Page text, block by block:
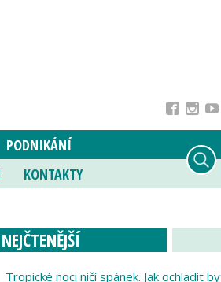
PODNIKÁNÍ
KONTAKTY
NEJČTENĚJŠÍ
Tropické noci ničí spánek. Jak ochladit